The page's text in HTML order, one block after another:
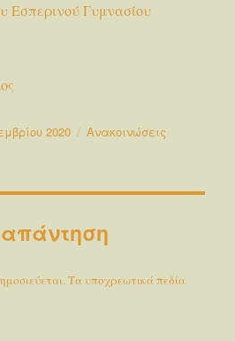
Εσπερινού Γυμνασίου
2020 Κατηγορίες
Ανακοινώσεις
Τα υποχρεωτικά πεδία